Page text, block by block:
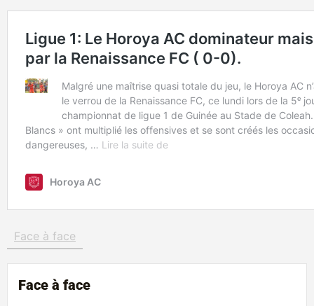
Face à face
Face à face